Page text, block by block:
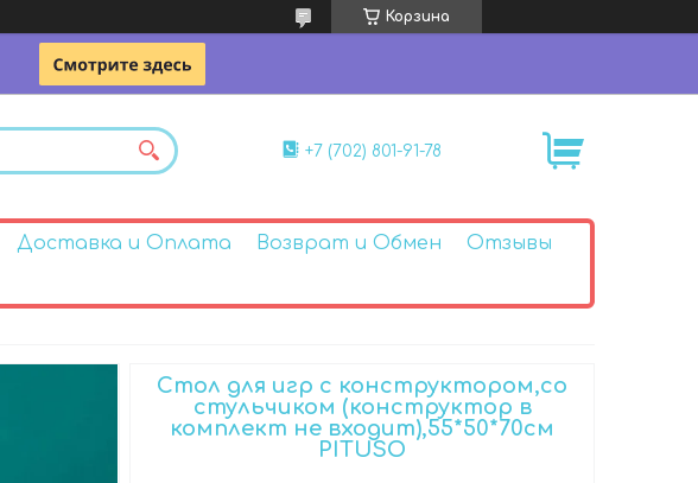
Корзина
+7 (702) 801-91-78
Доставка и Оплата Возврат и Обмен
Отзывы
Стол для игр с конструктором,со
стульчиком (конструктор в
комплект не входит),55*50*70см
PITUSO